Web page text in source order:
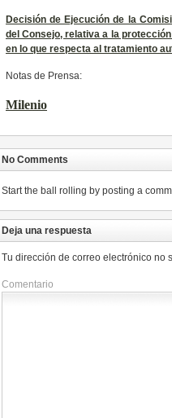
Decisión de Ejecución de la
del Consejo, relativa a la
en lo que respecta al tratamiento
Notas de Prensa:
Milenio
No Comments
Start the ball rolling by posting a
Deja una respuesta
Tu dirección de correo electrónico no
Comentario